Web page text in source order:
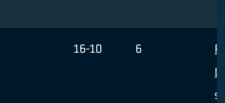
16-10 6